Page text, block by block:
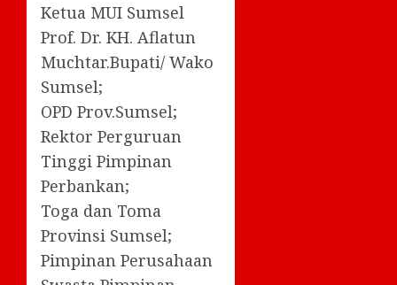
Ketua MUI Sumsel
Prof. Dr. KH. Aflatun
Muchtar.Bupati/ Wako
Sumsel;
OPD Prov.Sumsel;
Rektor Perguruan
Tinggi Pimpinan
Perbankan;
Toga dan Toma
Provinsi Sumsel;
Pimpinan Perusahaan